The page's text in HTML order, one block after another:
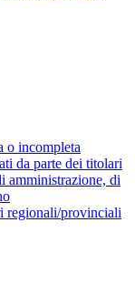
o incompleta
da parte dei titolari
amministrazione, di
regionali/provinciali